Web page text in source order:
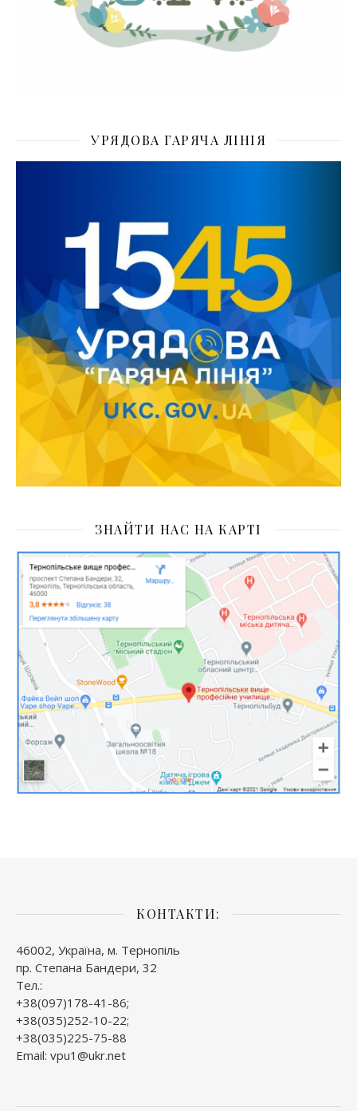
УРЯДОВА ГАРЯЧА ЛІНІЯ
ЗНАЙТИ НАС НА КАРТІ
КОНТАКТИ:
46002, Україна, м. Тернопіль
пр. Степана Бандери, 32
Тел.:
+38(097)178-41-86;
+38(035)252-10-22;
+38(035)225-75-88
Email: vpu1@ukr.net